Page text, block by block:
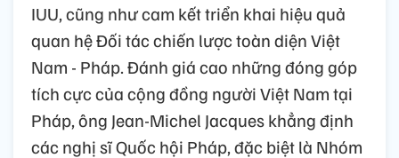
IUU, cũng như cam kết triển khai hiệu quả
quan hệ Đối tác chiến lược toàn diện Việt
Nam - Pháp. Đánh giá cao những đóng góp
tích cực của cộng đồng người Việt Nam tại
Pháp, ông Jean-Michel Jacques khẳng định
các nghị sĩ Quốc hội Pháp, đặc biệt là Nhóm